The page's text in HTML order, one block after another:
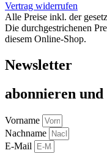
Vertrag widerrufen
Alle Preise inkl. der
Die durchgestrichenen
diesem Online-Shop.
Newsletter
abon­nie­ren
Vorname
Nachname
E-Mail